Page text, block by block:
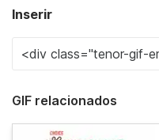
Inserir
GIF relacionados